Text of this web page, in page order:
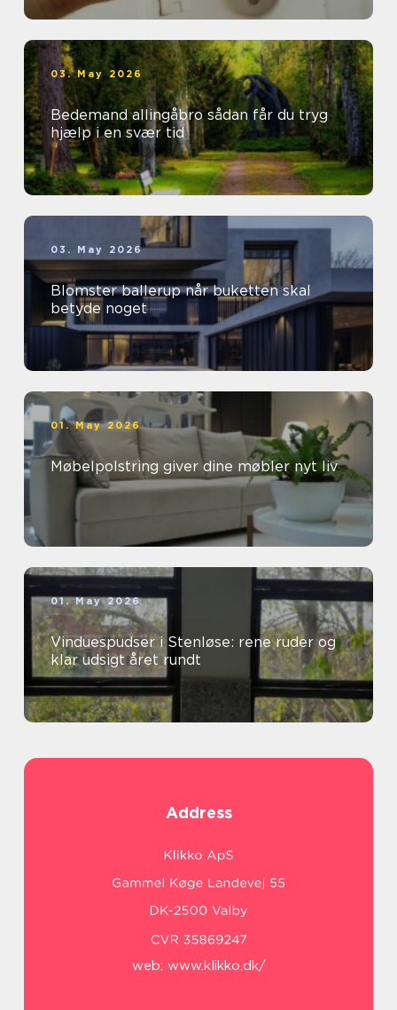
03. May 2026
Bedemand allingåbro sådan får du tryg
hjælp i en svær tid
03. May 2026
Blomster ballerup når buketten skal
betyde noget
01. May 2026
Møbelpolstring giver dine møbler nyt liv
01. May 2026
Vinduespudser i Stenløse: rene ruder og
klar udsigt året rundt
Address
web: www.klikko.dk/